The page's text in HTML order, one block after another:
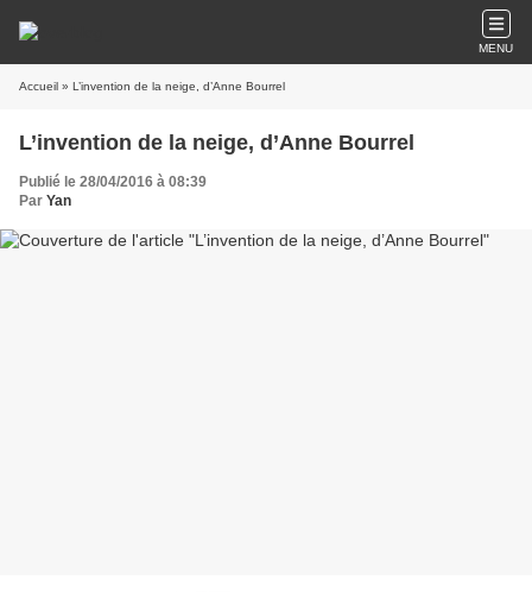
MENU
Accueil » L’invention de la neige, d’Anne Bourrel
L’invention de la neige, d’Anne Bourrel
Publié le 28/04/2016 à 08:39
Par Yan